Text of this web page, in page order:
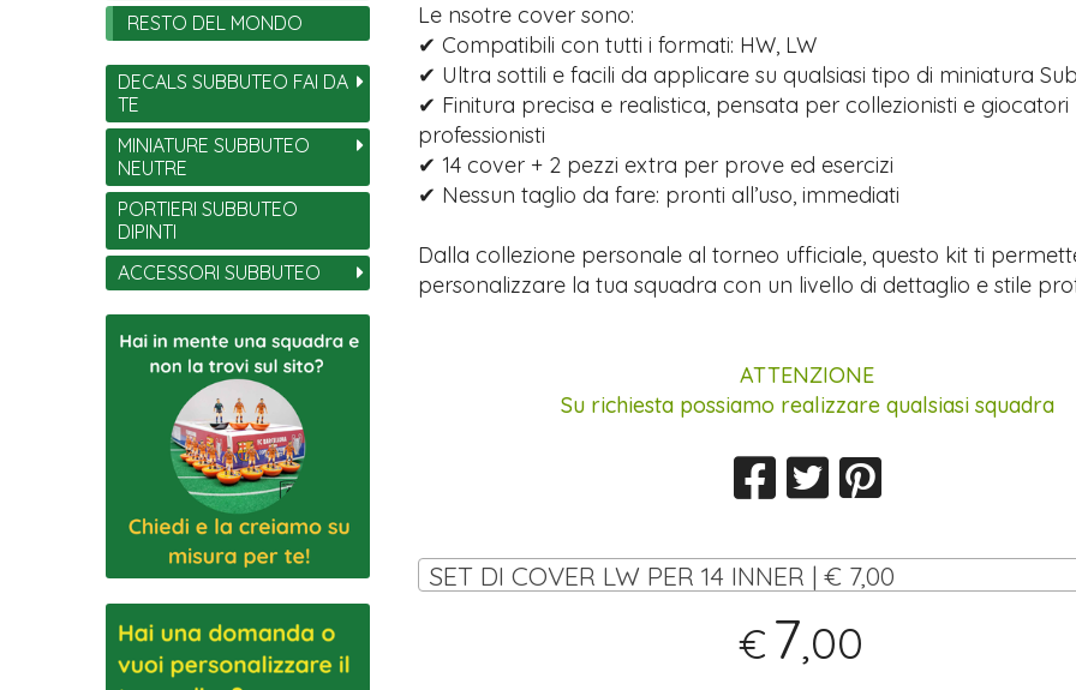
Le nsotre cover sono:
✔ Compatibili con tutti i formati: HW, LW
✔ Ultra sottili e facili da applicare su qualsiasi tipo di miniatura
✔ Finitura precisa e realistica, pensata per collezionisti e giocatori
professionisti
✔ 14 cover + 2 pezzi extra per prove ed esercizi
✔ Nessun taglio da fare: pronti all’uso, immediati
Dalla collezione personale al torneo ufficiale, questo kit ti
personalizzare la tua squadra con un livello di dettaglio e stile
ATTENZIONE
Su richiesta possiamo realizzare qualsiasi squadra
SET DI COVER LW PER 14 INNER | € 7,00
€ 7,00
RESTO DEL MONDO
DECALS SUBBUTEO FAI DA
TE
MINIATURE SUBBUTEO
NEUTRE
PORTIERI SUBBUTEO
DIPINTI
ACCESSORI SUBBUTEO